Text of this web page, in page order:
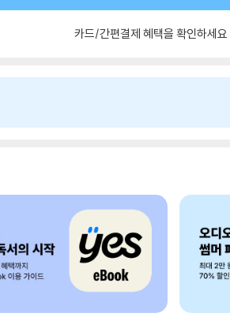
카드/간편결제 혜택을 확인하세요